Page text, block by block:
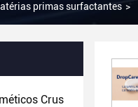
primas surfactantes >
Crus